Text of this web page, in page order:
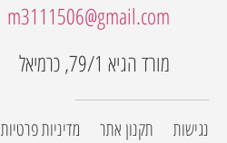
m3111506@gmail.com
מורד הגיא 79/1, כרמיאל
נגישות תקנון אתר מדיניות פרטיות